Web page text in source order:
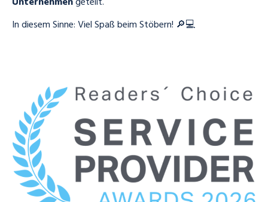
In diesem Sinne: Viel Spaß beim Stöbern! 🔎💻